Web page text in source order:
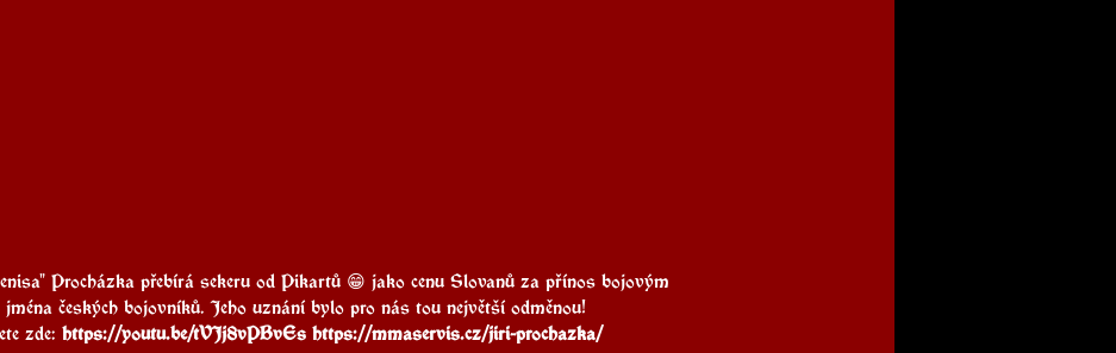
Procházka přebírá sekeru od Pikartů 😁 jako cenu Slovanů za přínos bojovým
českých bojovníků. Jeho uznání bylo pro nás tou největší odměnou!
zde: https://youtu.be/tVJj8vPBvEs https://mmaservis.cz/jiri-prochazka/